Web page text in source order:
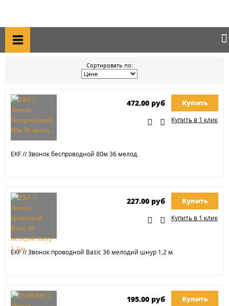
ЗВОНКИ ЭЛЕКТРИЧЕСКИЕ
Сортировать по:
EKF // Звонок беспроводной 80м 36 мелод.
472.00 руб Купить
Купить в 1 клик
EKF // Звонок проводной Basic 36 мелодий шнур 1,2 м
227.00 руб Купить
Купить в 1 клик
195.00 руб Купить